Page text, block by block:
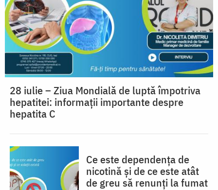
28 iulie – Ziua Mondială de luptă împotriva
hepatitei: informații importante despre
hepatita C
Ce este dependența de
nicotină și de ce este atât
de greu să renunți la fumat